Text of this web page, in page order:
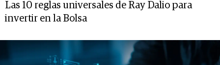
Las 10 reglas universales de Ray Dalio para
invertir en la Bolsa